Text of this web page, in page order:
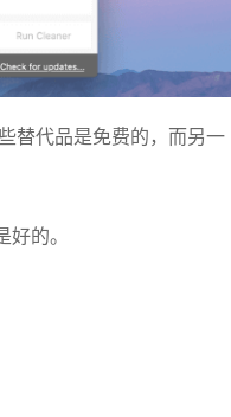
替代品是免费的，而另一
的。